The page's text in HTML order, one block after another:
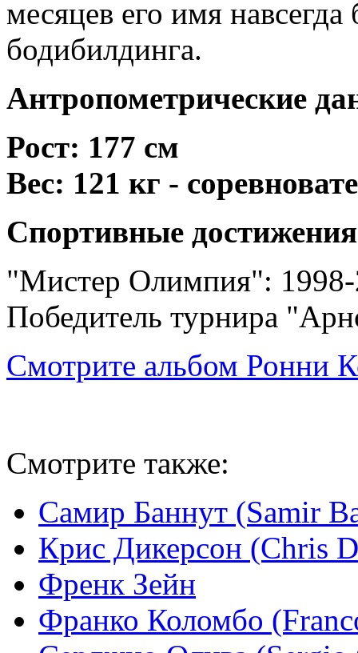
месяцев его имя
бодибилдинга.
Антропометрические
Рост: 177 см
Вес: 121 кг -
Спортивные
"Мистер Олимпия": 1998-
Победитель турнира
Смотрите альбом Ронни
Смотрите также:
Самир Баннут (Samir
Крис Дикерсон (Chris
Френк Зейн
Франко Коломбо